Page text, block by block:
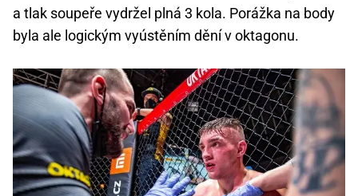
a tlak soupeře vydržel plná 3 kola. Porážka na body
byla ale logickým vyústěním dění v oktagonu.